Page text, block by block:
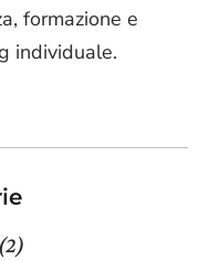
formazione e
individuale.
(2)